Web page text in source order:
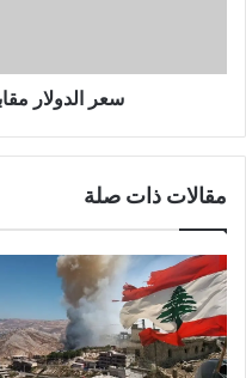
سعر الدولار
مقالات ذات صلة